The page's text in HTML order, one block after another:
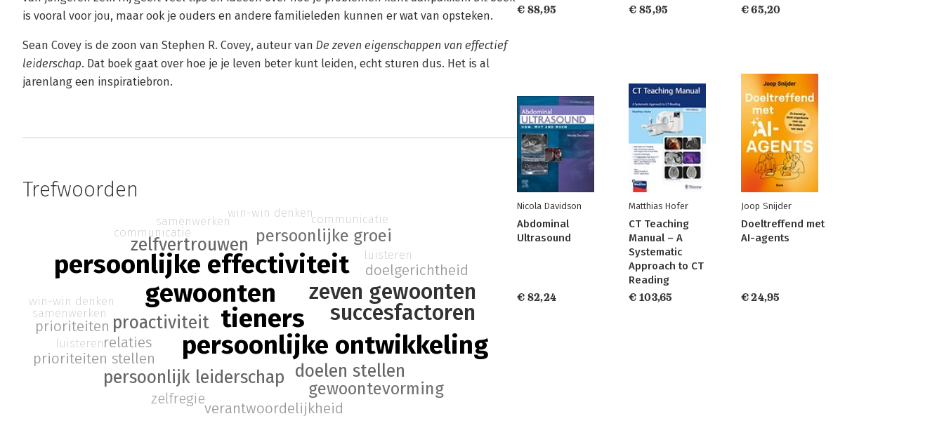
is vooral voor jou, maar ook je ouders en andere familieleden kunnen er wat van opsteken.
Sean Covey is de zoon van Stephen R. Covey, auteur van De zeven eigenschappen van effectief
leiderschap. Dat boek gaat over hoe je je leven beter kunt leiden, echt sturen dus. Het is al
jarenlang een inspiratiebron.
Trefwoorden
tieners
gewoonten
persoonlijke ontwikkeling
persoonlijke effectiviteit
zeven gewoonten
succesfactoren
doelen stellen
persoonlijk leiderschap
proactiviteit
zelfvertrouwen persoonlijke groei
gewoontevorming
verantwoordelijkheid
prioriteiten stellen
doelgerichtheid
relaties
prioriteiten
zelfregie
samenwerken
win-win denken
luisteren
communicatie
samenwerken
win-win denken
luisteren
communicatie
€ 88,95
€ 85,95
€ 65,20
Nicola Davidson
Abdominal
Ultrasound
€ 82,24
Matthias Hofer
CT Teaching
Manual – A
Systematic
Approach to CT
Reading
€ 103,65
Joop Snijder
Doeltreffend met
AI-agents
€ 24,95